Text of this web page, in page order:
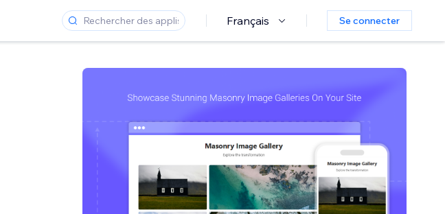
Français Se connecter